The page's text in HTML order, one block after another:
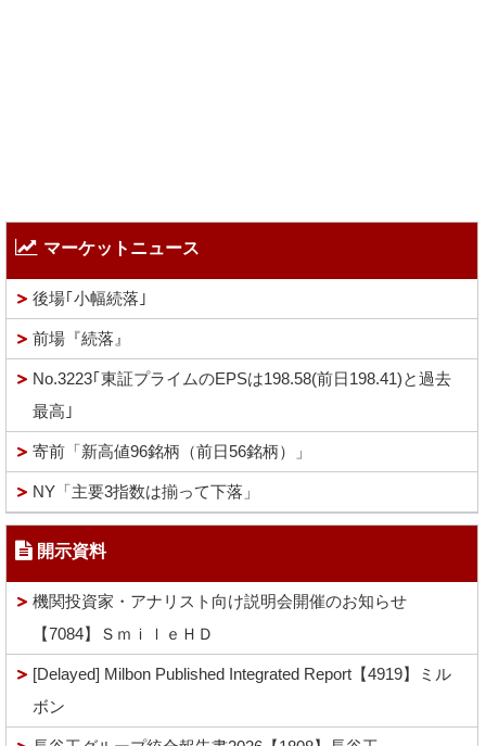
マーケットニュース
後場｢小幅続落｣
前場『続落』
No.3223｢東証プライムのEPSは198.58(前日198.41)と過去
最高｣
寄前「新高値96銘柄（前日56銘柄）」
NY「主要3指数は揃って下落」
開示資料
機関投資家・アナリスト向け説明会開催のお知らせ
【7084】ＳｍｉｌｅＨＤ
[Delayed] Milbon Published Integrated Report【4919】ミル
ボン